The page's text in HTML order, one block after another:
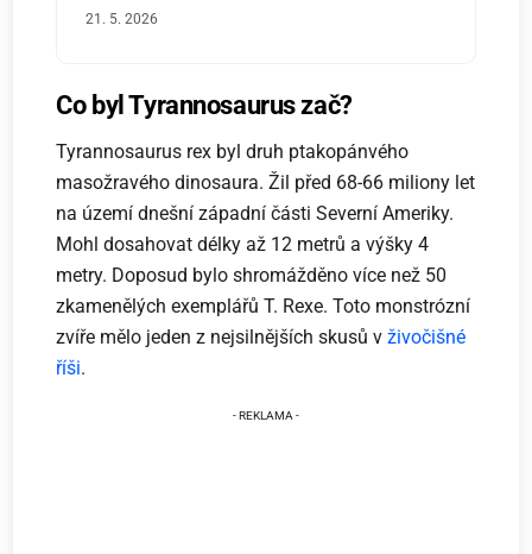
21. 5. 2026
Co byl Tyrannosaurus zač?
Tyrannosaurus rex byl druh ptakopánvého
masožravého dinosaura. Žil před 68-66 miliony let
na území dnešní západní části Severní Ameriky.
Mohl dosahovat délky až 12 metrů a výšky 4
metry. Doposud bylo shromážděno více než 50
zkamenělých exemplářů T. Rexe. Toto monstrózní
zvíře mělo jeden z nejsilnějších skusů vživočišné
říši.